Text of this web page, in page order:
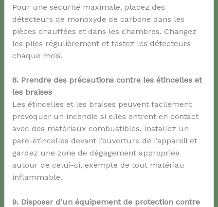
Pour une sécurité maximale, placez des
détecteurs de monoxyde de carbone dans les
pièces chauffées et dans les chambres. Changez
les piles régulièrement et testez les détecteurs
chaque mois.
8. Prendre des précautions contre les étincelles et
les braises
Les étincelles et les braises peuvent facilement
provoquer un incendie si elles entrent en contact
avec des matériaux combustibles. Installez un
pare-étincelles devant l’ouverture de l’appareil et
gardez une zone de dégagement appropriée
autour de celui-ci, exempte de tout matériau
inflammable.
9. Disposer d’un équipement de protection contre